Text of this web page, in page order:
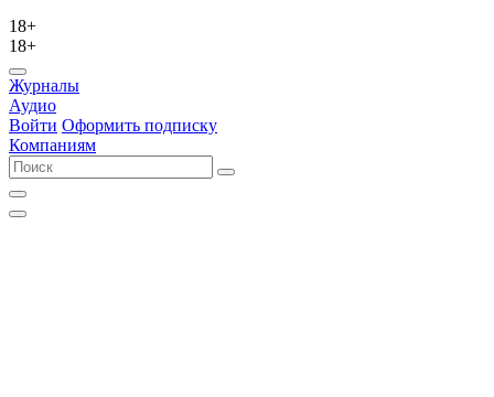
18+
18+
Журналы
Аудио
Войти Оформить подписку
Компаниям